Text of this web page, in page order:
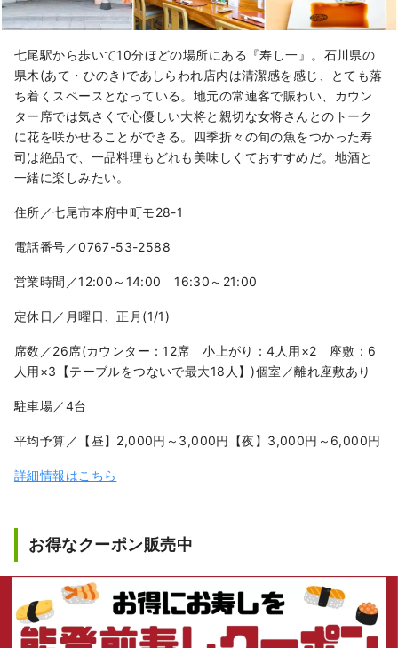
七尾駅から歩いて10分ほどの場所にある『寿し一』。石川県の
県木(あて・ひのき)であしらわれ店内は清潔感を感じ、とても落
ち着くスペースとなっている。地元の常連客で賑わい、カウン
ター席では気さくで心優しい大将と親切な女将さんとのトーク
に花を咲かせることができる。四季折々の旬の魚をつかった寿
司は絶品で、一品料理もどれも美味しくておすすめだ。地酒と
一緒に楽しみたい。
住所／七尾市本府中町モ28-1
電話番号／0767-53-2588
営業時間／12:00～14:00 16:30～21:00
定休日／月曜日、正月(1/1)
席数／26席(カウンター：12席 小上がり：4人用×2 座敷：6
人用×3【テーブルをつないで最大18人】)個室／離れ座敷あり
駐車場／4台
平均予算／【昼】2,000円～3,000円【夜】3,000円～6,000円
詳細情報はこちら
お得なクーポン販売中